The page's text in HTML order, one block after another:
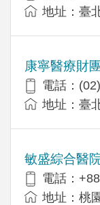
地址：臺
康寧醫療財
電話：
地址：臺
敏盛綜合醫
電話：
地址：桃